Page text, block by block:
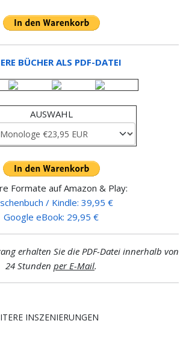
BÜCHER ALS PDF-DATEI
AUSWAHL
Formate auf Amazon & Play:
/ Kindle: 39,95 €
Google eBook: 29,95 €
erhalten Sie die PDF-Datei innerhalb von
24 Stunden per E-Mail.
INSZENIERUNGEN